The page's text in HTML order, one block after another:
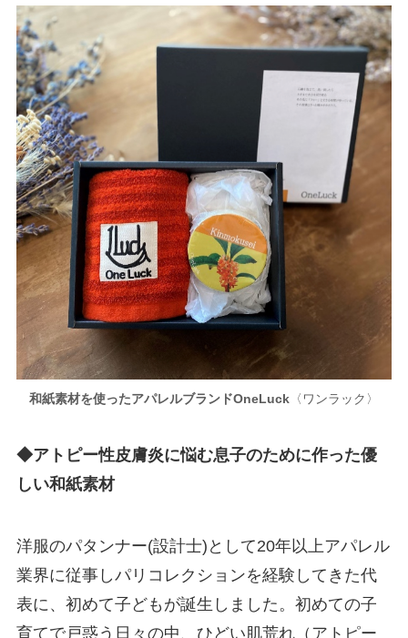
和紙素材を使ったアパレルブランドOneLuck 〈ワンラック〉
◆アトピー性皮膚炎に悩む息子のために作った優
しい和紙素材
洋服のパタンナー(設計士)として20年以上アパレル
業界に従事しパリコレクションを経験してきた代
表に、初めて子どもが誕生しました。初めての子
育てで戸惑う日々の中、ひどい肌荒れ（アトピー